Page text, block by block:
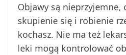
Objawy są nieprzyjemne,
skupienie się i robienie
kochasz. Nie ma też
leki mogą kontrolować